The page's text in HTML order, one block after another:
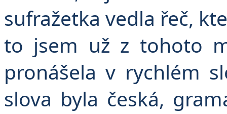
sufražetka vedla řeč,
to jsem už z tohoto
pronášela v rychlém
slova byla česká,